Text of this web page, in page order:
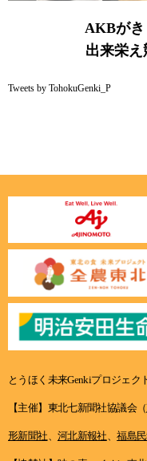
AKBが
出来栄
Tweets by TohokuGenki_P
とうほく未来Genkiプロジェク
【主催】東北七新聞社協議会（
形新聞社、 河北新報社、福島